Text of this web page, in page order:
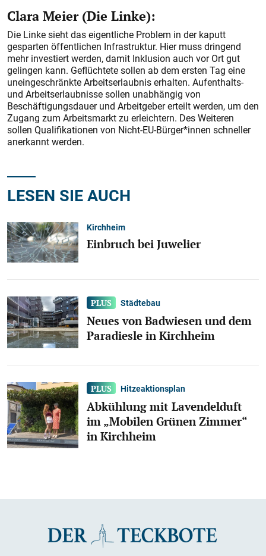
Clara Meier (Die Linke):
Die Linke sieht das eigentliche Problem in der kaputt
gesparten öffentlichen Infrastruktur. Hier muss dringend
mehr investiert werden, damit Inklusion auch vor Ort gut
gelingen kann. Geflüchtete sollen ab dem ersten Tag eine
uneingeschränkte Arbeitserlaubnis erhalten. Aufenthalts-
und Arbeitserlaubnisse sollen unabhängig von
Beschäftigungsdauer und Arbeitgeber erteilt werden, um den
Zugang zum Arbeitsmarkt zu erleichtern. Des Weiteren
sollen Qualifikationen von Nicht-EU-Bürger*innen schneller
anerkannt werden.
LESEN SIE AUCH
Kirchheim
Einbruch bei Juwelier
Städtebau
Neues von Badwiesen und dem
Paradiesle in Kirchheim
Hitzeaktionsplan
Abkühlung mit Lavendelduft
im „Mobilen Grünen Zimmer“
in Kirchheim